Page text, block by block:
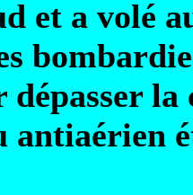
et a volé
dépasser
antiaérien